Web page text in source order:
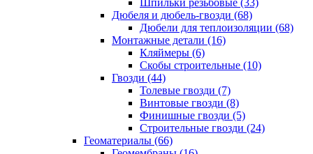
Шпильки резьбовые (33)
Дюбеля и дюбель-гвозди (68)
Дюбели для теплоизоляции (68)
Монтажные детали (16)
Кляймеры (6)
Скобы строительные (10)
Гвозди (44)
Толевые гвозди (7)
Винтовые гвозди (8)
Финишные гвозди (5)
Строительные гвозди (24)
Геоматериалы (66)